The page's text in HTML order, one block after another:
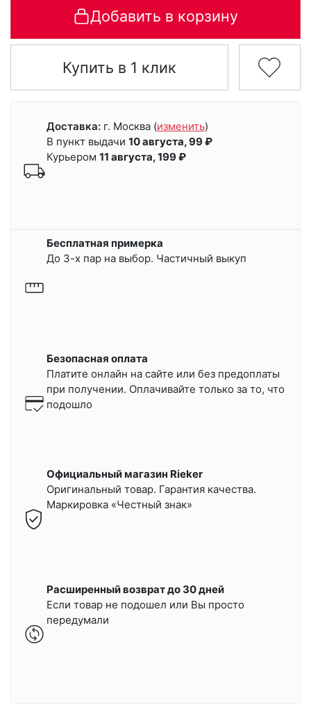
Добавить в корзину
Купить в 1 клик
Доставка: г. Москва (изменить)
В пункт выдачи 10 августа, 99 ₽
Курьером 11 августа, 199 ₽
Бесплатная примерка
До 3-х пар на выбор. Частичный выкуп
Безопасная оплата
Платите онлайн на сайте или без предоплаты
при получении. Оплачивайте только за то, что
подошло
Официальный магазин Rieker
Оригинальный товар. Гарантия качества.
Маркировка «Честный знак»
Расширенный возврат до 30 дней
Если товар не подошел или Вы просто
передумали